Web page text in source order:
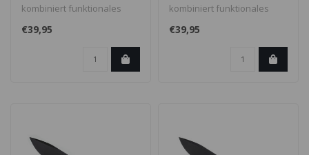
kombiniert funktionales
Messerdesign mit der
Eleganz eines ..
€39,95
kombiniert funktionales
Messerdesign mit der
Eleganz eines ..
€39,95